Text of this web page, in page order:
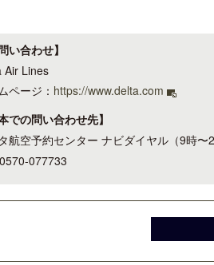
い合わせ】
Air Lines
ページ： https://www.delta.com
での問い合わせ先】
航空予約センター ナビダイヤル（9時〜
077733